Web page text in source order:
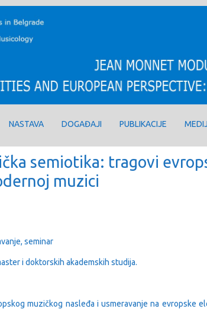
NASTAVA DOGAĐAJI PUBLIKACIJE
semiotika: tragovi
muzici
seminar
i doktorskih akademskih studija.
muzičkog nasleđa i usmeravanje na evropske